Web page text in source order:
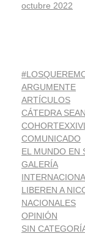
octubre 2022
ARGUMENTE
ARTÍCULOS
CÁTEDRA
COMUNICADO
EL MUNDO EN
GALERÍA
LIBEREN A
NACIONALES
OPINIÓN
SIN